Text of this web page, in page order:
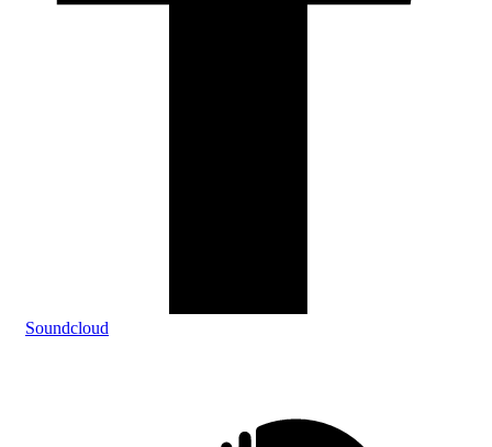
Soundcloud